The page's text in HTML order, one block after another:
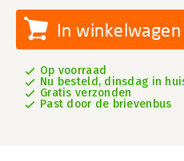
In winkelwagen
Op voorraad
Nu besteld, dinsdag in
Gratis verzonden
Past door de brievenbus